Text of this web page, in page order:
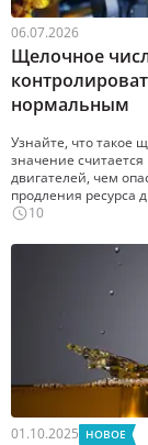
06.07.2026
Щелочное
нормальным
Узнайте, что такое
значение
двигателей, чем
10
01.10.2025 НОВОЕ